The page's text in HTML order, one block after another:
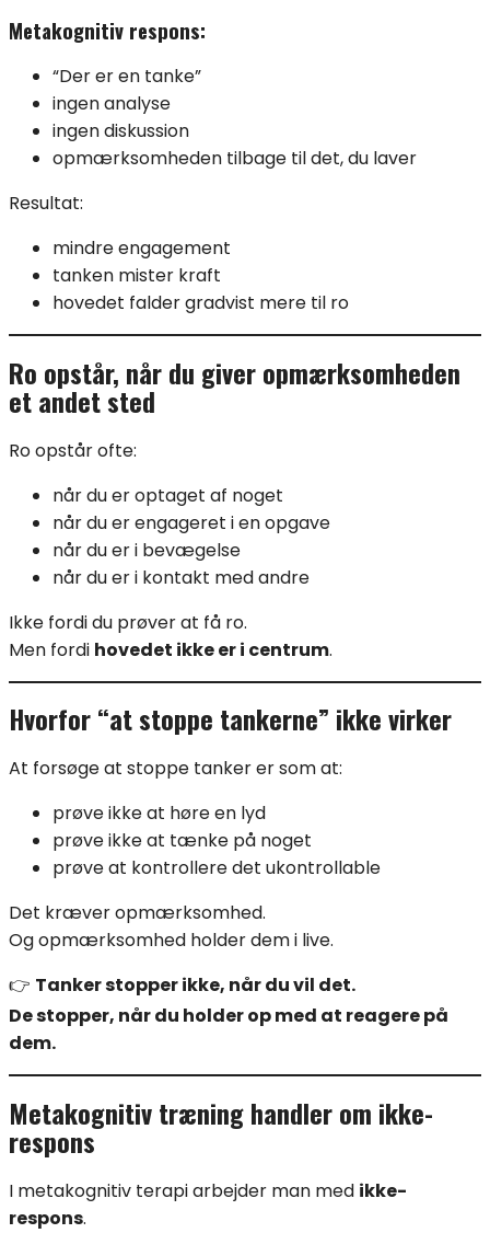
Metakognitiv respons:
“Der er en tanke”
ingen analyse
ingen diskussion
opmærksomheden tilbage til det, du laver
Resultat:
mindre engagement
tanken mister kraft
hovedet falder gradvist mere til ro
Ro opstår, når du giver opmærksomheden
et andet sted
Ro opstår ofte:
når du er optaget af noget
når du er engageret i en opgave
når du er i bevægelse
når du er i kontakt med andre
Ikke fordi du prøver at få ro.
Men fordi hovedet ikke er i centrum.
Hvorfor “at stoppe tankerne” ikke virker
At forsøge at stoppe tanker er som at:
prøve ikke at høre en lyd
prøve ikke at tænke på noget
prøve at kontrollere det ukontrollable
Det kræver opmærksomhed.
Og opmærksomhed holder dem i live.
👉 Tanker stopper ikke, når du vil det.
De stopper, når du holder op med at reagere på
dem.
Metakognitiv træning handler om ikke-
respons
I metakognitiv terapi arbejder man med ikke-
respons.